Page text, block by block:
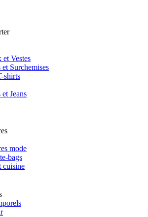
et Vestes
et Surchemises
shirts
Jeans
mode
bags
cuisine